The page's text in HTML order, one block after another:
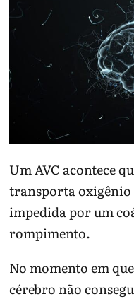
Um AVC acontece
transporta oxigênio
impedida por um
rompimento.
No momento em
cérebro não